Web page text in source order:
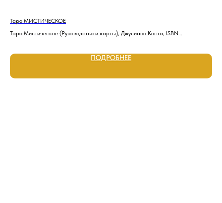
Таро МИСТИЧЕСКОЕ
Таро Мистическое (Руководство и карты), Джулиано Коста, ISBN
ПОДРОБНЕЕ